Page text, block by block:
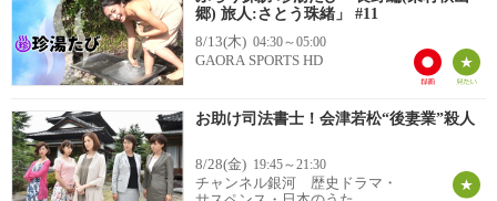
郷) 旅人:さとう珠緒」 #11
8/13(木) 04:30～05:00
GAORA SPORTS HD
お助け司法書士！会津若松“後妻業”殺人
8/28(金) 19:45～21:30
チャンネル銀河 歴史ドラマ・